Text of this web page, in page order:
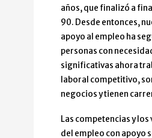
años, que finalizó a
90. Desde entonces,
apoyo al empleo ha
personas con
significativas ahora
laboral competitivo,
negocios y tienen
Las competencias y
del empleo con apoyo